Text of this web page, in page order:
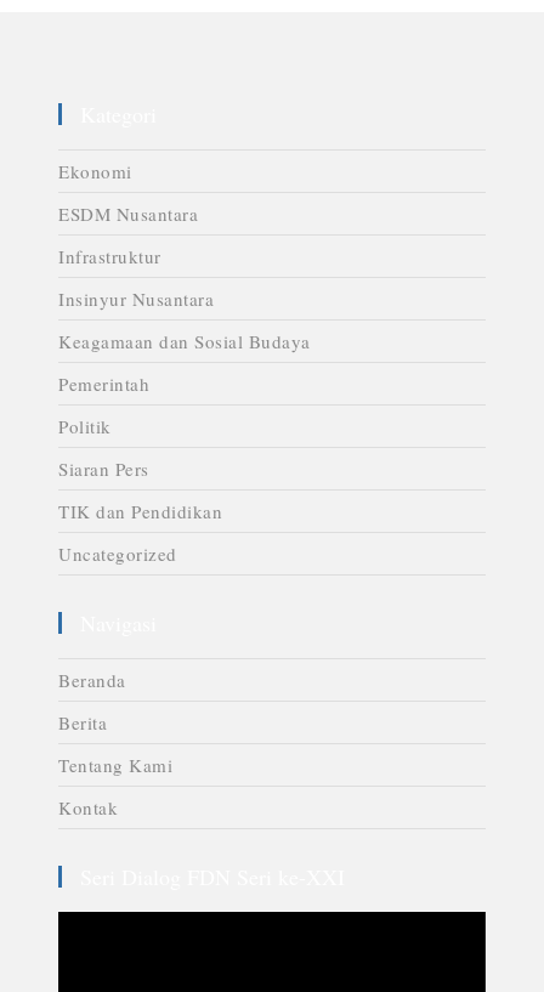
Ekonomi
ESDM Nusantara
Infrastruktur
Insinyur Nusantara
Keagamaan dan Sosial Budaya
Pemerintah
Politik
Siaran Pers
TIK dan Pendidikan
Uncategorized
Beranda
Berita
Tentang Kami
Kontak